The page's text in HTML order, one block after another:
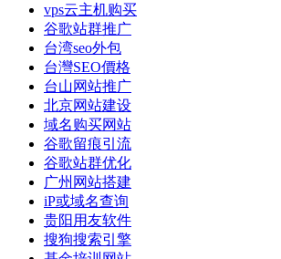
vps云主机购买
谷歌站群推广
台湾seo外包
台灣SEO價格
台山网站推广
北京网站建设
域名购买网站
谷歌留痕引流
谷歌站群优化
广州网站搭建
iP或域名查询
贵阳用友软件
搜狗搜索引擎